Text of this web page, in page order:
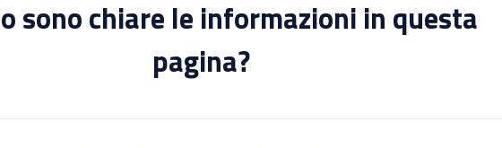
sono chiare le informazioni in questa
pagina?